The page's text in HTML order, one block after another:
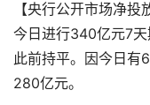
【央行公开市场净
今日进行340亿元7
此前持平。因今日有
280亿元。